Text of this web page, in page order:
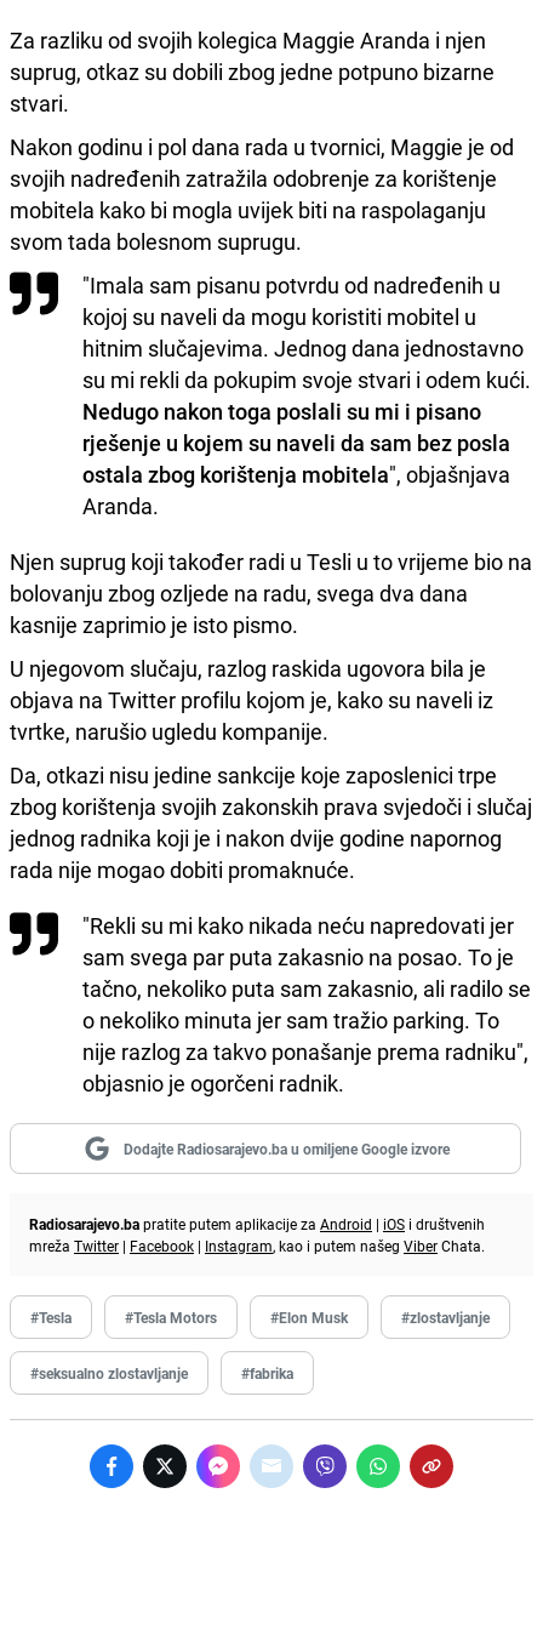
Za razliku od svojih kolegica Maggie Aranda i njen
suprug, otkaz su dobili zbog jedne potpuno bizarne
stvari.
Nakon godinu i pol dana rada u tvornici, Maggie je od
svojih nadređenih zatražila odobrenje za korištenje
mobitela kako bi mogla uvijek biti na raspolaganju
svom tada bolesnom suprugu.
"Imala sam pisanu potvrdu od nadređenih u
kojoj su naveli da mogu koristiti mobitel u
hitnim slučajevima. Jednog dana jednostavno
su mi rekli da pokupim svoje stvari i odem kući.
Nedugo nakon toga poslali su mi i pisano
rješenje u kojem su naveli da sam bez posla
ostala zbog korištenja mobitela", objašnjava
Aranda.
Njen suprug koji također radi u Tesli u to vrijeme bio na
bolovanju zbog ozljede na radu, svega dva dana
kasnije zaprimio je isto pismo.
U njegovom slučaju, razlog raskida ugovora bila je
objava na Twitter profilu kojom je, kako su naveli iz
tvrtke, narušio ugledu kompanije.
Da, otkazi nisu jedine sankcije koje zaposlenici trpe
zbog korištenja svojih zakonskih prava svjedoči i slučaj
jednog radnika koji je i nakon dvije godine napornog
rada nije mogao dobiti promaknuće.
"Rekli su mi kako nikada neću napredovati jer
sam svega par puta zakasnio na posao. To je
tačno, nekoliko puta sam zakasnio, ali radilo se
o nekoliko minuta jer sam tražio parking. To
nije razlog za takvo ponašanje prema radniku",
objasnio je ogorčeni radnik.
Dodajte Radiosarajevo.ba u omiljene Google izvore
Radiosarajevo.bapratite putem aplikacije za Android | iOS i društvenih
mreža Twitter | Facebook | Instagram, kao i putem našeg ViberChata.
#Tesla #Tesla Motors #Elon Musk #zlostavljanje
#seksualno zlostavljanje #fabrika